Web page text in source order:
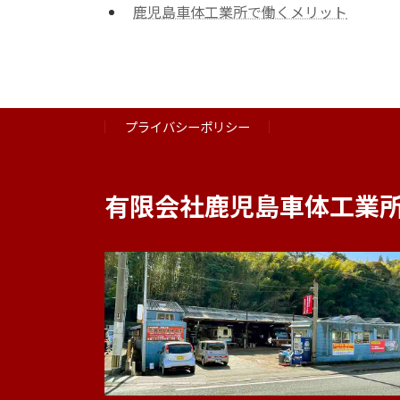
鹿児島車体工業所で働くメリット
プライバシーポリシー
有限会社鹿児島車体工業